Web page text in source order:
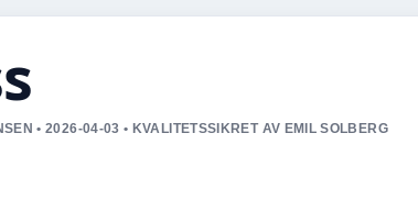
• 2026-04-03 • KVALITETSSIKRET AV EMIL SOLBERG